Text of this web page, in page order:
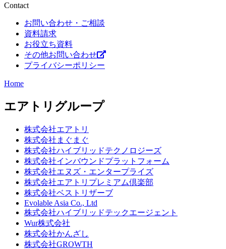
Contact
お問い合わせ・ご相談
資料請求
お役立ち資料
その他お問い合わせ
プライバシーポリシー
Home
エアトリグループ
株式会社エアトリ
株式会社まぐまぐ
株式会社ハイブリッドテクノロジーズ
株式会社インバウンドプラットフォーム
株式会社エヌズ・エンタープライズ
株式会社エアトリプレミアム倶楽部
株式会社ベストリザーブ
Evolable Asia Co., Ltd
株式会社ハイブリッドテックエージェント
Wur株式会社
株式会社かんざし
株式会社GROWTH